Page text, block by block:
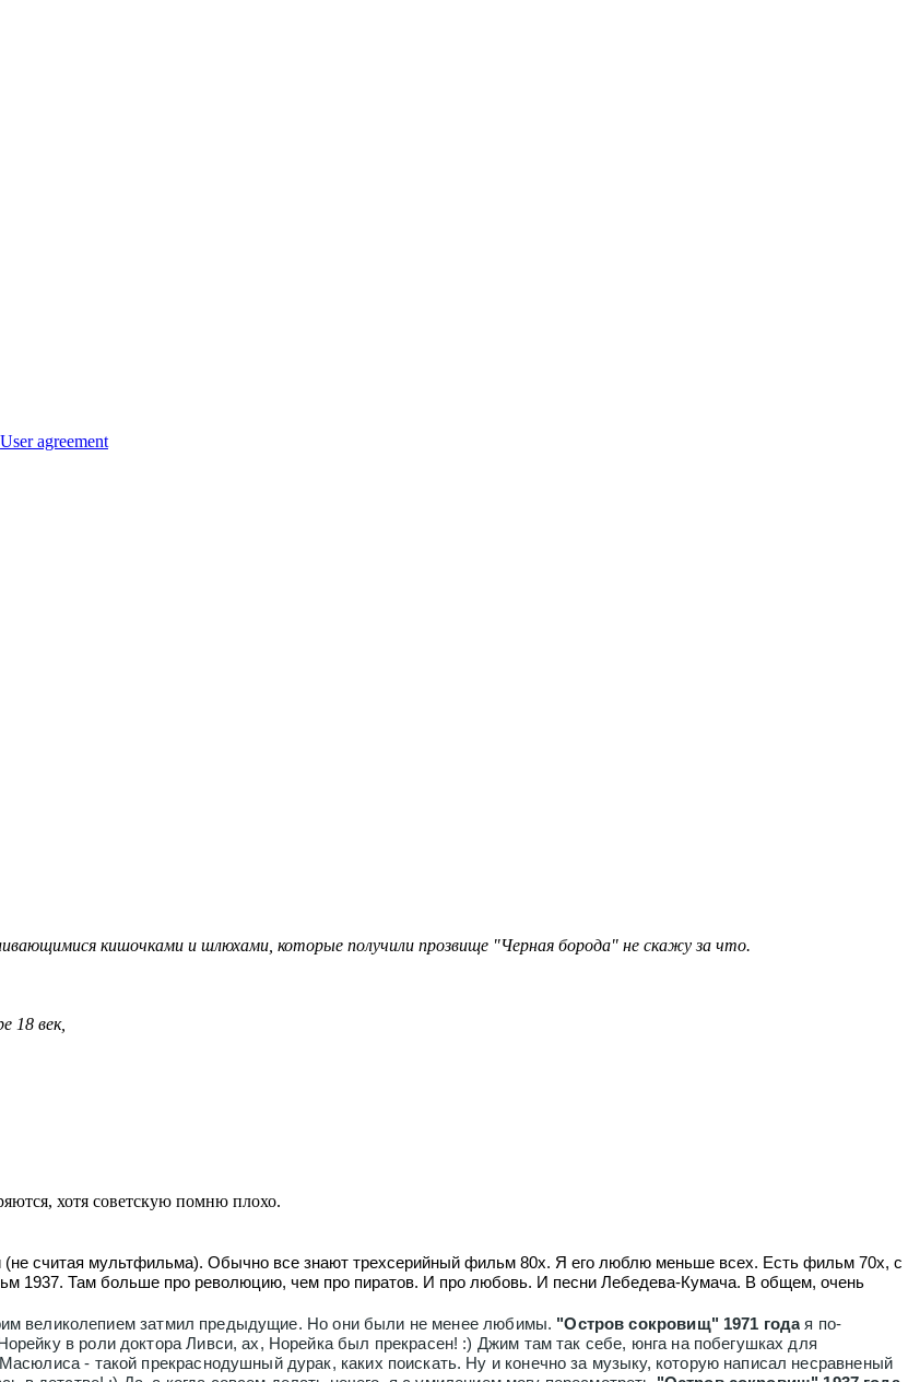
User agreement
кишочками и шлюхами, которые получили прозвище "Черная борода" не скажу за что.
18 век,
хотя советскую помню плохо.
считая мультфильма). Обычно все знают трехсерийный фильм 80х. Я его люблю меньше всех. Есть фильм 70х, с
1937. Там больше про революцию, чем про пиратов. И про любовь. И песни Лебедева-Кумача. В общем, очень
великолепием затмил предыдущие. Но они были не менее любимы. "Остров сокровищ" 1971 года я по-
в роли доктора Ливси, ах, Норейка был прекрасен! :) Джим там так себе, юнга на побегушках для
- такой прекраснодушный дурак, каких поискать. Ну и конечно за музыку, которую написал несравненый